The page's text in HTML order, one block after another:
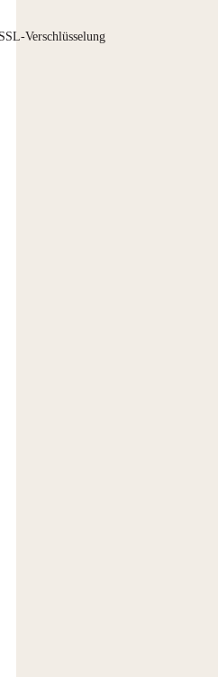
Verschlüsselung